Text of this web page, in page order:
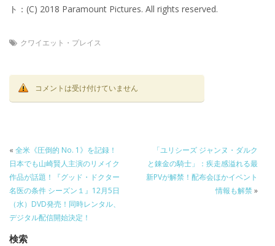
ト：(C) 2018 Paramount Pictures. All rights reserved.
クワイエット・プレイス
コメントは受け付けていません
« 全米《圧倒的 No. 1》を記録！
日本でも山崎賢人主演のリメイク
作品が話題！『グッド・ドクター
名医の条件 シーズン１』12月5日
（水）DVD発売！同時レンタル、
デジタル配信開始決定！
「ユリシーズ ジャンヌ・ダルク
と錬金の騎士」：疾走感溢れる最
新PVが解禁！配布会ほかイベント
情報も解禁»
検索